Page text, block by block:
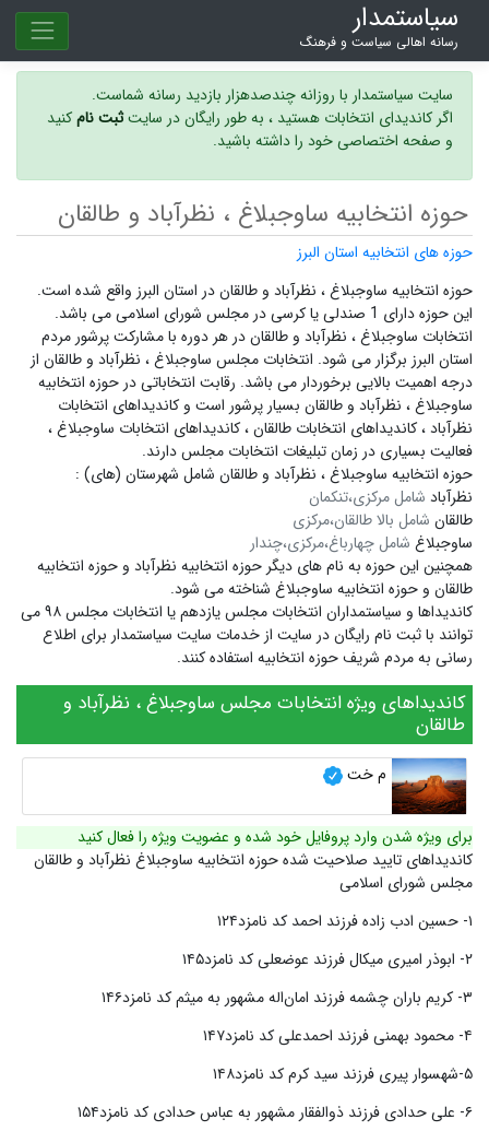
سیاستمدار
رسانه اهالی سیاست و فرهنگ
سایت سیاستمدار با روزانه چندصدهزار بازدید رسانه شماست.
اگر کاندیدای انتخابات هستید ، به طور رایگان در سایتثبت نامکنید
و صفحه اختصاصی خود را داشته باشید.
حوزه انتخابیه ساوجبلاغ ، نظرآباد و طالقان
حوزه های انتخابیه استان البرز
حوزه انتخابیه ساوجبلاغ ، نظرآباد و طالقان در استان البرز واقع شده است.
این حوزه دارای 1 صندلی یا کرسی در مجلس شورای اسلامی می باشد.
انتخابات ساوجبلاغ ، نظرآباد و طالقان در هر دوره با مشارکت پرشور مردم
استان البرز برگزار می شود. انتخابات مجلس ساوجبلاغ ، نظرآباد و طالقان از
درجه اهمیت بالایی برخوردار می باشد. رقابت انتخاباتی در حوزه انتخابیه
ساوجبلاغ ، نظرآباد و طالقان بسیار پرشور است و کاندیداهای انتخابات
نظرآباد ،کاندیداهای انتخابات طالقان ،کاندیداهای انتخابات ساوجبلاغ ،
فعالیت بسیاری در زمان تبلیغات انتخابات مجلس دارند.
حوزه انتخابیه ساوجبلاغ ، نظرآباد و طالقان شامل شهرستان (های) :
نظرآباد شامل مرکزی،تنکمان
طالقان شامل بالا طالقان،مرکزی
ساوجبلاغ شامل چهارباغ،مرکزی،چندار
همچنین این حوزه به نام های دیگر حوزه انتخابیه نظرآباد و حوزه انتخابیه
طالقان و حوزه انتخابیه ساوجبلاغ شناخته می شود.
کاندیداها و سیاستمداران انتخابات مجلس یازدهم یا انتخابات مجلس ۹۸ می
توانند با ثبت نام رایگان در سایت از خدمات سایت سیاستمدار برای اطلاع
رسانی به مردم شریف حوزه انتخابیه استفاده کنند.
کاندیداهای ویژه انتخابات مجلس ساوجبلاغ ، نظرآباد و
طالقان
م خت
برای ویژه شدن وارد پروفایل خود شده و عضویت ویژه را فعال کنید
کاندیداهای تایید صلاحیت شده حوزه انتخابیه ساوجبلاغ نظرآباد و طالقان
مجلس شورای اسلامی
۱- حسین ادب زاده فرزند احمد کد نامزد۱۲۴
۲- ابوذر امیری میکال فرزند عوضعلی کد نامزد۱۴۵
۳- کریم باران چشمه فرزند امان‌اله مشهور به میثم کد نامزد۱۴۶
۴- محمود بهمنی فرزند احمدعلی کد نامزد۱۴۷
۵-شهسوار پیری فرزند سید کرم کد نامزد۱۴۸
۶- علی حدادی فرزند ذوالفقار مشهور به عباس حدادی کد نامزد۱۵۴